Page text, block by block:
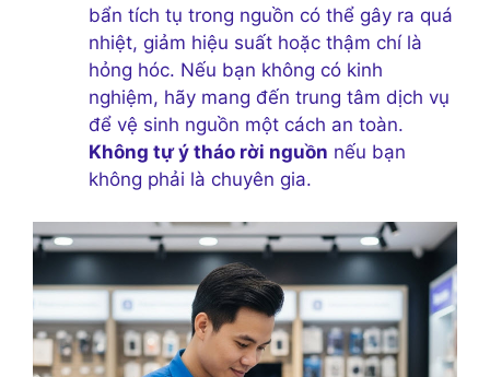
bẩn tích tụ trong nguồn có thể gây ra quá
nhiệt, giảm hiệu suất hoặc thậm chí là
hỏng hóc. Nếu bạn không có kinh
nghiệm, hãy mang đến trung tâm dịch vụ
để vệ sinh nguồn một cách an toàn.
Không tự ý tháo rời nguồn nếu bạn
không phải là chuyên gia.